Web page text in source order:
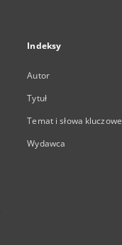
Indeksy
Autor
Tytuł
Temat i słowa kluczowe
Wydawca